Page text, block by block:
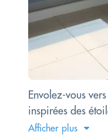
Envolez-vous
inspirées des
Afficher plus